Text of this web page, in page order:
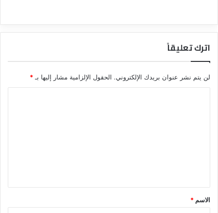
اترك تعليقاً
لن يتم نشر عنوان بريدك الإلكتروني. الحقول الإلزامية مشار إليها بـ*
*
الاسم *